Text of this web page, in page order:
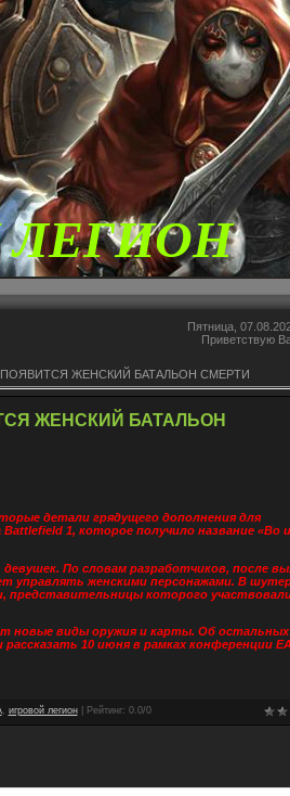
ЛЕГИОН
Пятница,
Приветствую
ПОЯВИТСЯ ЖЕНСКИЙ БАТАЛЬОН СМЕРТИ
ЖЕНСКИЙ БАТАЛЬОН
детали грядущего дополнения для
1, которое получило название «Во
По словам разработчиков, после
управлять женскими персонажами. В
представительницы которого
новые виды оружия и карты. Об остальных
10 июня в рамках конференции
, игровой легион Рейтинг: 0.0/0